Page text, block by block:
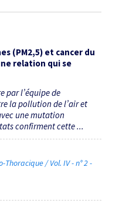
(PM2,5) et cancer du
relation qui se
par l’équipe de
la pollution de l’air et
une mutation
confirment cette ...
Thoracique / Vol. IV - n° 2 -